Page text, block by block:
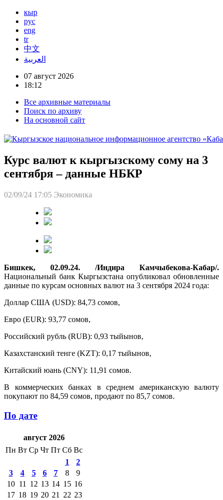
кыр
рус
eng
tr
中文
العربية
07 август 2026
18:12
Все архивные материалы
Поиск по архиву
На основной сайт
Курс валют к кыргызскому сому на 3
сентября – данные НБКР
02/09/24 17:05 Экономика
Бишкек, 02.09.24. /Индира Камчыбекова-Кабар/.
Национальный банк Кыргызстана опубликовал обновленные
данные по курсам основных валют на 3 сентября 2024 года:
Доллар США (USD): 84,73 сомов,
Евро (EUR): 93,77 сомов,
Российский рубль (RUB): 0,93 тыйынов,
Казахстанский тенге (KZT): 0,17 тыйынов,
Китайский юань (CNY): 11,91 сомов.
В коммерческих банках в среднем американскую валюту
покупают по 84,59 сомов, продают по 85,7 сомов.
По дате
август 2026
Пн Вт Ср Чт Пт Сб Вс
1
2
3
4 5 6 7 8
9
10 11 12 13 14 15 16
17 18 19 20 21 22 23